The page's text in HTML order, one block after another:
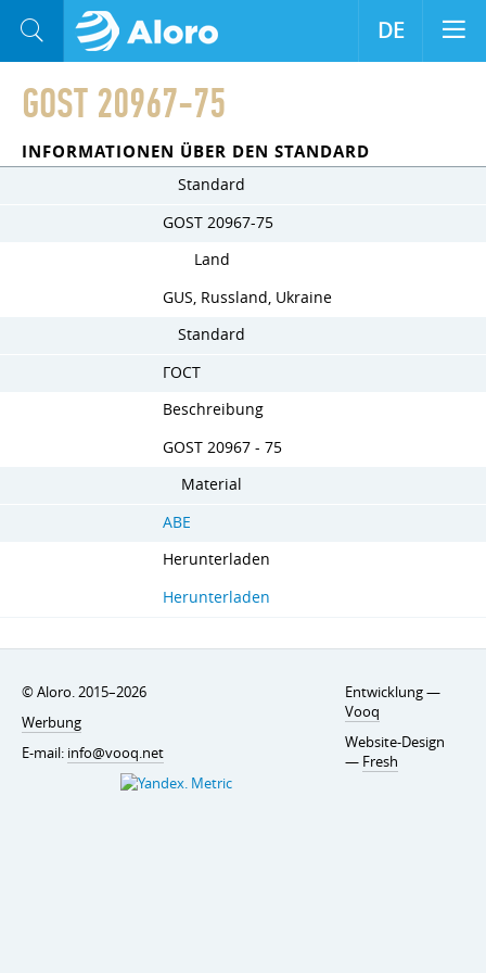
GOST 20967-75
INFORMATIONEN ÜBER DEN STANDARD
Standard
GOST 20967-75
Land
GUS, Russland, Ukraine
Standard
ГОСТ
Beschreibung
GOST 20967 - 75
Material
ABE
Herunterladen
Herunterladen
© Aloro. 2015–2026
Werbung
E-mail: info@vooq.net
Entwicklung —
Vooq
Website-Design
— Fresh
DE